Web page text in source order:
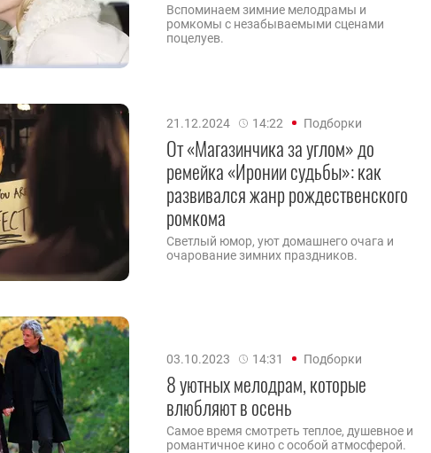
Вспоминаем зимние мелодрамы и
ромкомы с незабываемыми сценами
поцелуев.
21.12.2024 14:22 Подборки
От «Магазинчика за углом» до
ремейка «Иронии судьбы»: как
развивался жанр рождественского
ромкома
Светлый юмор, уют домашнего очага и
очарование зимних праздников.
03.10.2023 14:31 Подборки
8 уютных мелодрам, которые
влюбляют в осень
Самое время смотреть теплое, душевное и
романтичное кино с особой атмосферой.